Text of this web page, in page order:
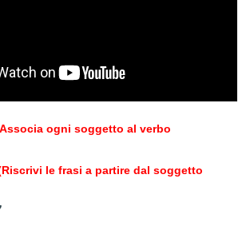
ogni soggetto al verbo
le frasi a partire dal soggetto